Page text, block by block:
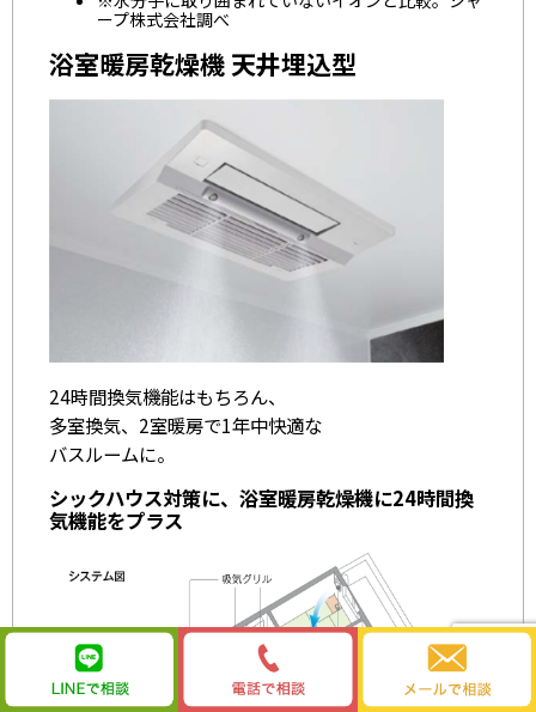
ープ株式会社調べ
浴室暖房乾燥機 天井埋込型
24時間換気機能はもちろん、
多室換気、2室暖房で1年中快適な
バスルームに。
シックハウス対策に、浴室暖房乾燥機に24時間換
気機能をプラス